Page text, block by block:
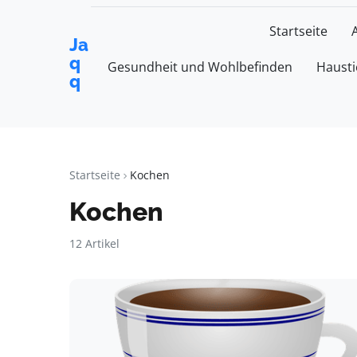
Ja
q
q
Startseite
Gesundheit und Wohlbefinden
Startseite Kochen
Kochen
12 Artikel